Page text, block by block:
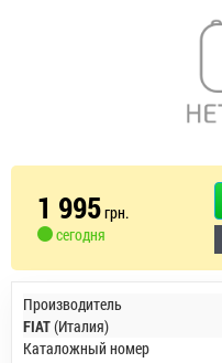
1 995грн.
сегодня
Производитель
FIAT(Италия)
Каталожный номер